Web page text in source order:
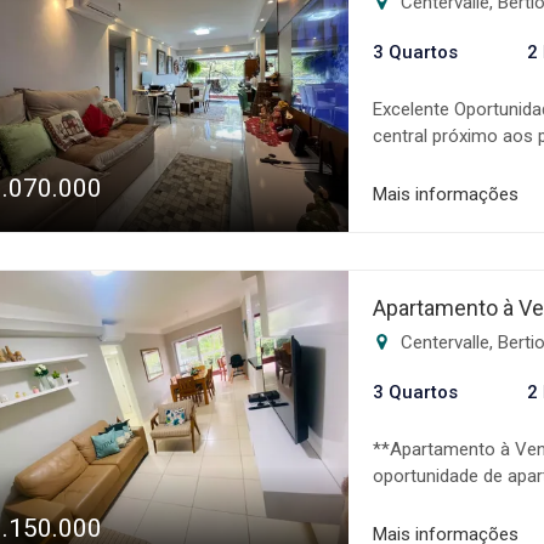
sonho! Os valores,
3 Quartos 2
Excelente
central próximo aos
espaçosa * 1
comercialização de
além de um sistema
negociação,
aviso prévio.
Mais informações
Apartamento à
Centervalle,
3 Quartos 2
**Apartamento à
oportunidade de
restaurantes,
Mais informações